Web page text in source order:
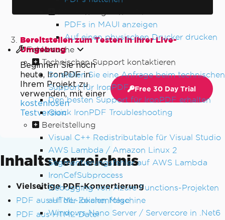
PDFs in MAUI anzeigen
Auf einen physischen Drucker drucken
Fehlersuche
Technischen Support kontaktieren
So stellen Sie eine Anfrage beim technischen
Support für IronPDF
Den besten Support für IronPDF erhalten
Quick IronPDF Troubleshooting
Bereitstellung
Visual C++ Redistributable für Visual Studio
AWS Lambda / Amazon Linux 2
Segmentierungsfehler auf AWS Lambda
IronCefSubprocess
Debugging von Azure Functions-Projekten
auf der lokalen Maschine
Windows Nano Server / Servercore in .Net6
Bereitstellen zum Testen in Ihrer Live-
Umgebung
Beginnen Sie noch
heute, IronPDF in
Ihrem Projekt zu
verwenden, mit einer
kostenlosen
Testversion
Free 30 Day Trial
Inhaltsverzeichnis
Vielseitige PDF-Konvertierung
PDF aus HTML-Zeichenfolge
PDF aus HTML-Datei